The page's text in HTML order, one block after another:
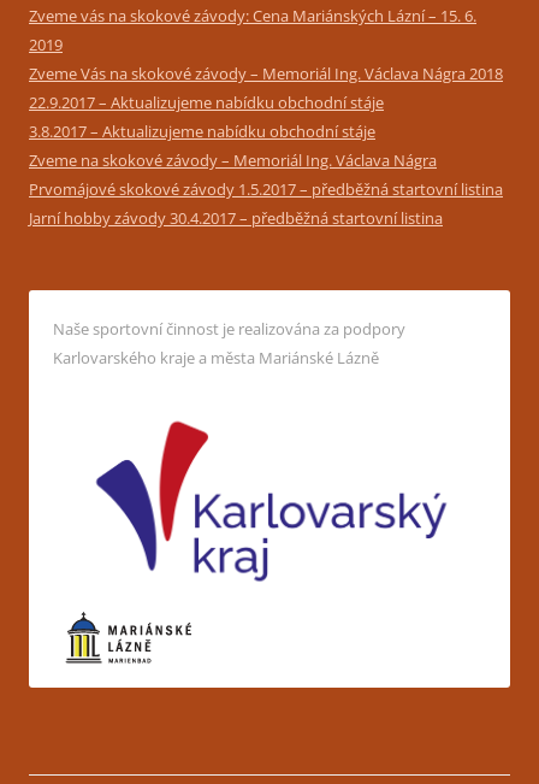
Zveme vás na skokové závody: Cena Mariánských Lázní – 15. 6.
2019
Zveme Vás na skokové závody – Memoriál Ing. Václava Nágra 2018
22.9.2017 – Aktualizujeme nabídku obchodní stáje
3.8.2017 – Aktualizujeme nabídku obchodní stáje
Zveme na skokové závody – Memoriál Ing. Václava Nágra
Prvomájové skokové závody 1.5.2017 – předběžná startovní listina
Jarní hobby závody 30.4.2017 – předběžná startovní listina
Naše sportovní činnost je realizována za podpory
Karlovarského kraje a města Mariánské Lázně